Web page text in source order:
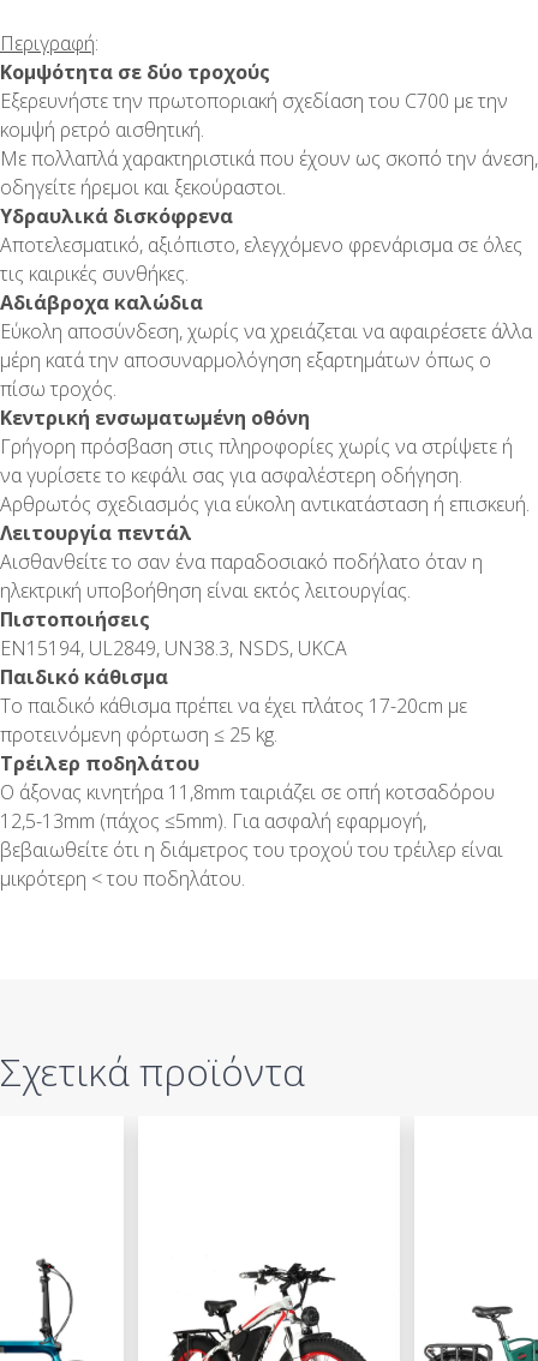
Περιγραφή:
Κομψότητα σε δύο τροχούς
Εξερευνήστε την πρωτοποριακή σχεδίαση του C700 με την
κομψή ρετρό αισθητική.
Με πολλαπλά χαρακτηριστικά που έχουν ως σκοπό την άνεση,
οδηγείτε ήρεμοι και ξεκούραστοι.
Υδραυλικά δισκόφρενα
Αποτελεσματικό, αξιόπιστο, ελεγχόμενο φρενάρισμα σε όλες
τις καιρικές συνθήκες.
Αδιάβροχα καλώδια
Εύκολη αποσύνδεση, χωρίς να χρειάζεται να αφαιρέσετε άλλα
μέρη κατά την αποσυναρμολόγηση εξαρτημάτων όπως ο
πίσω τροχός.
Κεντρική ενσωματωμένη οθόνη
Γρήγορη πρόσβαση στις πληροφορίες χωρίς να στρίψετε ή
να γυρίσετε το κεφάλι σας για ασφαλέστερη οδήγηση.
Αρθρωτός σχεδιασμός για εύκολη αντικατάσταση ή επισκευή.
Λειτουργία πεντάλ
Αισθανθείτε το σαν ένα παραδοσιακό ποδήλατο όταν η
ηλεκτρική υποβοήθηση είναι εκτός λειτουργίας.
Πιστοποιήσεις
EN15194, UL2849, UN38.3, NSDS, UKCA
Παιδικό κάθισμα
Το παιδικό κάθισμα πρέπει να έχει πλάτος 17-20cm με
προτεινόμενη φόρτωση ≤ 25 kg.
Τρέιλερ ποδηλάτου
Ο άξονας κινητήρα 11,8mm ταιριάζει σε οπή κοτσαδόρου
12,5-13mm (πάχος ≤5mm). Για ασφαλή εφαρμογή,
βεβαιωθείτε ότι η διάμετρος του τροχού του τρέιλερ είναι
μικρότερη < του ποδηλάτου.
Σχετικά προϊόντα